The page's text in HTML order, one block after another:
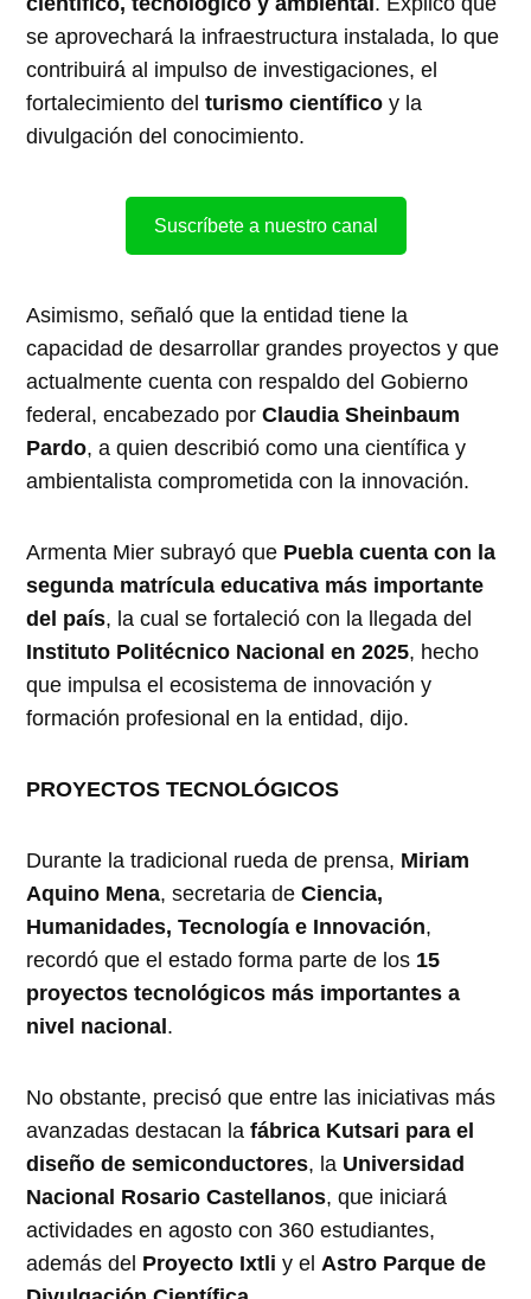
se aprovechará la infraestructura instalada, lo que
contribuirá al impulso de investigaciones, el
fortalecimiento delturismo científico y la
divulgación del conocimiento.
Suscríbete a nuestro canal
Asimismo, señaló que la entidad tiene la
capacidad de desarrollar grandes proyectos y que
actualmente cuenta con respaldo del Gobierno
federal, encabezado porClaudia Sheinbaum
Pardo, a quien describió como una científica y
ambientalista comprometida con la innovación.
Armenta Mier subrayó que Puebla cuenta con la
segunda matrícula educativa más importante
del país, la cual se fortaleció con la llegada del
Instituto Politécnico Nacional en 2025, hecho
que impulsa el ecosistema de innovación y
formación profesional en la entidad, dijo.
PROYECTOS TECNOLÓGICOS
Durante la tradicional rueda de prensa, Miriam
Aquino Mena, secretaria deCiencia,
Humanidades, Tecnología e Innovación,
recordó que el estado forma parte de los 15
proyectos tecnológicos más importantes a
nivel nacional.
No obstante, precisó que entre las iniciativas más
avanzadas destacan lafábrica Kutsari para el
diseño de semiconductores, la Universidad
Nacional Rosario Castellanos, que iniciará
actividades en agosto con 360 estudiantes,
además del Proyecto Ixtli y el Astro Parque de